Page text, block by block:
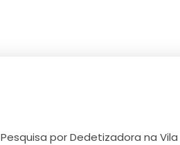
Pesquisa por Dedetizadora na